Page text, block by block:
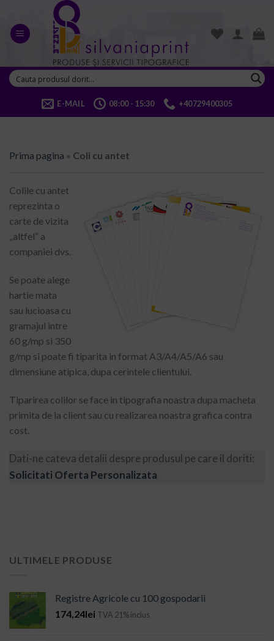
content
E-MAIL 08:00 - 15:30 +40729400305
Prima pagina » Coli cu antet
Colile cu antet
reprezinta o
carte de vizita
„altfel” a
companiei dvs.
Se poate alege
hartie mata
sau lucioasa cu
gramajul intre
60 g/mp si 350
g/mp si poate fi tiparita in format A3/A4/A5/A6 sau
dimensiune atipica, dupa cerintele clientului.
Tiparirea colilor se face in tipografia noastra dupa macheta
primita de la client sau cu realizarea noastra grafica contra
cost.
Dati-ne cateva detalii despre produsul pe care il doriti:
Solicitati Oferta Personalizata
ULTIMELE PRODUSE
Registre Agricole cu 100 gospodarii
174,24lei TVA 21% inclus